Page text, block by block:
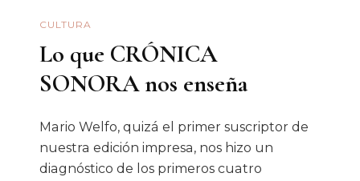
CULTURA
Lo que CRÓNICA
SONORA nos enseña
Mario Welfo, quizá el primer suscriptor de
nuestra edición impresa, nos hizo un
diagnóstico de los primeros cuatro